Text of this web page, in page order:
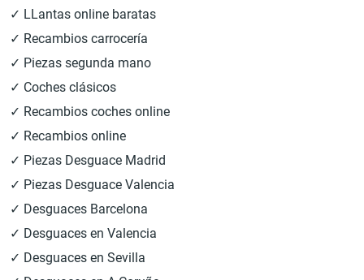
✓ LLantas online baratas
✓ Recambios carrocería
✓ Piezas segunda mano
✓ Coches clásicos
✓ Recambios coches online
✓ Recambios online
✓ Piezas Desguace Madrid
✓ Piezas Desguace Valencia
✓ Desguaces Barcelona
✓ Desguaces en Valencia
✓ Desguaces en Sevilla